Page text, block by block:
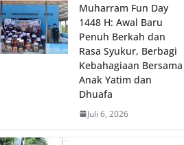
Muharram Fun Day
1448 H: Awal Baru
Penuh Berkah dan
Rasa Syukur, Berbagi
Kebahagiaan Bersama
Anak Yatim dan
Dhuafa
Juli 6, 2026